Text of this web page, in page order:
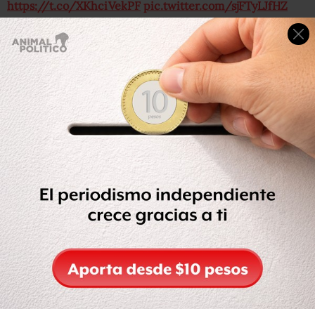
https://t.co/XKhciVekPF pic.twitter.com/sjFTyLJfHZ
— Auditoría Superior (@ASF_Mexico)June 1, 2018
La ASF informó que se inició una investigación por el
presunto desvío de recursos humanos de la dependencia
en favor de la empresa presidida por Buchain.
Sobre el riesgo a su integridad, Lozano Dubernard señala
que todo el personal que realiza las auditorías es
vulnerable pues las investigaciones tienen diverso tramos
de actuación en varias áreas.
El funcionario aseguró que las auditorías que están en
curso continuarán, igual que las acciones que hayan
derivado de las revisiones que realizó Buchahin durante
su gestión.
Las investigaciones de la auditora